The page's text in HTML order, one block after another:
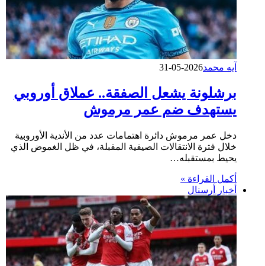
آيه محمد2026-05-31
برشلونة يشعل الصفقة.. عملاق أوروبي
يستهدف ضم عمر مرموش
دخل عمر مرموش دائرة اهتمامات عدد من الأندية الأوروبية
خلال فترة الانتقالات الصيفية المقبلة، في ظل الغموض الذي
يحيط بمستقبله…
أكمل القراءة »
أخبار أرسنال